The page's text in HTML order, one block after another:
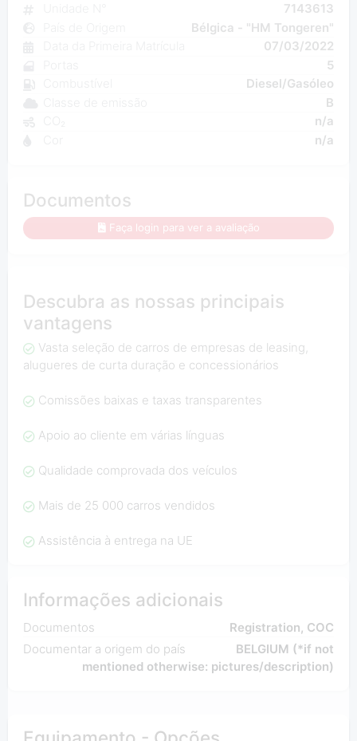
7143613
Bélgica - "HM Tongeren"
07/03/2022
5
Diesel/Gasóleo
B
n/a
n/a
Documentos
Faça login para ver a avaliação
Descubra as nossas principais
vantagens
Vasta seleção de carros de empresas de leasing,
alugueres de curta duração e concessionários
Comissões baixas e taxas transparentes
Apoio ao cliente em várias línguas
Qualidade comprovada dos veículos
Mais de 25 000 carros vendidos
Assistência à entrega na UE
Informações adicionais
Documentos
Registration, COC
Documentar a origem do país
BELGIUM (*if not
mentioned otherwise: pictures/description)